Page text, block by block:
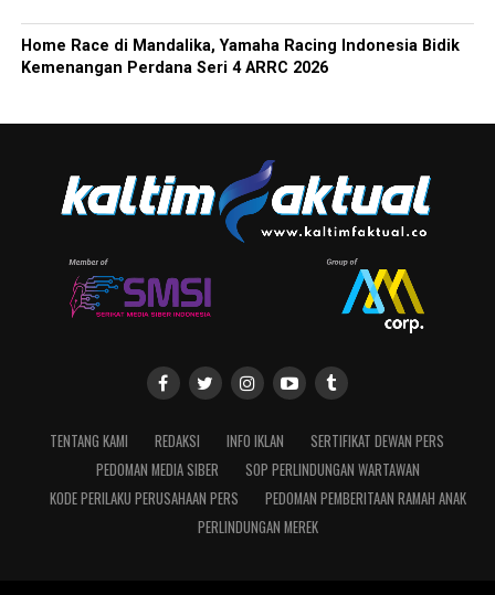
Home Race di Mandalika, Yamaha Racing Indonesia Bidik
Kemenangan Perdana Seri 4 ARRC 2026
TENTANG KAMI REDAKSI INFO IKLAN
SERTIFIKAT DEWAN PERS
PEDOMAN MEDIA SIBER
SOP PERLINDUNGAN WARTAWAN
KODE PERILAKU PERUSAHAAN PERS
PEDOMAN PEMBERITAAN RAMAH ANAK
PERLINDUNGAN MEREK